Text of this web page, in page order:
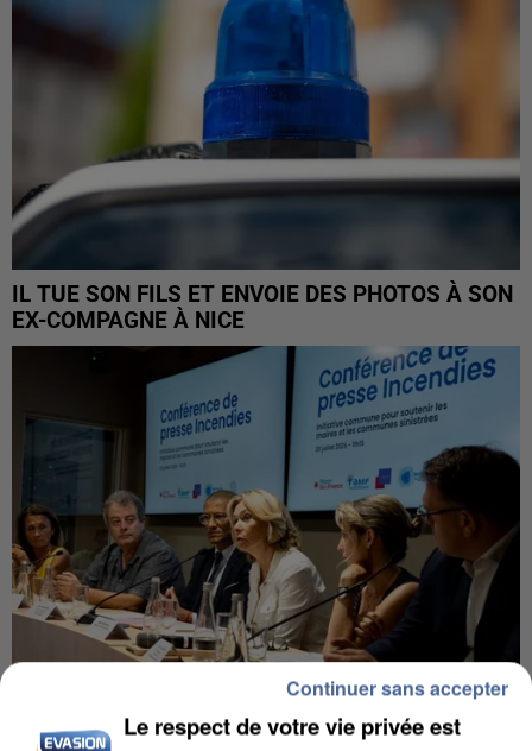
IL TUE SON FILS ET ENVOIE DES PHOTOS À SON
EX-COMPAGNE À NICE
Le respect de votre vie privée est
Continuer sans accepter